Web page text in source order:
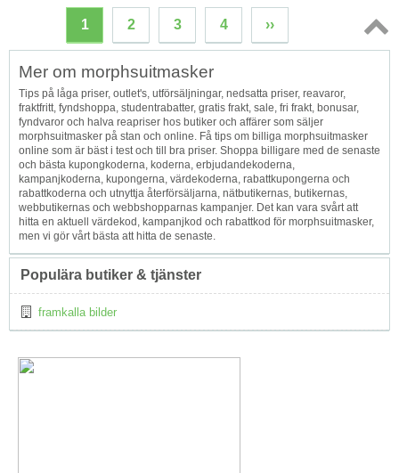
1 2 3 4 ››
Topp
Mer om morphsuitmasker
Tips på låga priser, outlet's, utförsäljningar, nedsatta priser, reavaror,
fraktfritt, fyndshoppa, studentrabatter, gratis frakt, sale, fri frakt, bonusar,
fyndvaror och halva reapriser hos butiker och affärer som säljer
morphsuitmasker på stan och online. Få tips om billiga morphsuitmasker
online som är bäst i test och till bra priser. Shoppa billigare med de senaste
och bästa kupongkoderna, koderna, erbjudandekoderna,
kampanjkoderna, kupongerna, värdekoderna, rabattkupongerna och
rabattkoderna och utnyttja återförsäljarna, nätbutikernas, butikernas,
webbutikernas och webbshopparnas kampanjer. Det kan vara svårt att
hitta en aktuell värdekod, kampanjkod och rabattkod för morphsuitmasker,
men vi gör vårt bästa att hitta de senaste.
Populära butiker & tjänster
framkalla bilder